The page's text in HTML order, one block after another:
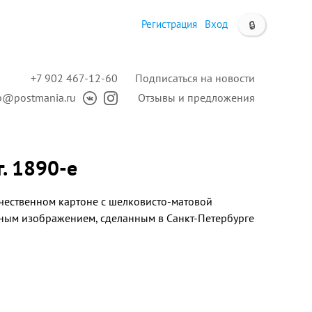
🔒
Регистрация Вход
Подписаться на новости
Отзывы и предложения
+7 902 467-12-60
1890-е
картоне с шелковисто-матовой
изображением, сделанным в Санкт-Петербурге